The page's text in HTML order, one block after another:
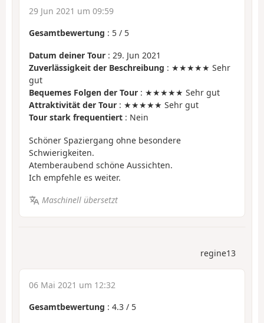
29 Jun 2021 um 09:59
Gesamtbewertung : 5 / 5
Datum deiner Tour : 29. Jun 2021
Zuverlässigkeit der Beschreibung : ★★★★★ Sehr
gut
Bequemes Folgen der Tour : ★★★★★ Sehr gut
Attraktivität der Tour : ★★★★★ Sehr gut
Tour stark frequentiert : Nein
Schöner Spaziergang ohne besondere
Schwierigkeiten.
Atemberaubend schöne Aussichten.
Ich empfehle es weiter.
Maschinell übersetzt
regine13
06 Mai 2021 um 12:32
Gesamtbewertung : 4.3 / 5